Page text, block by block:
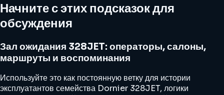
Начните с этих подсказок для
обсуждения
Зал ожидания 328JET: операторы, салоны,
маршруты и воспоминания
Используйте это как постоянную ветку для истории
эксплуатантов семейства Dornier 328JET, логики